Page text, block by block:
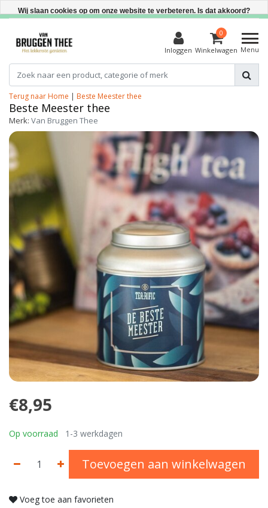
Direct uit voorraad leverbaar
Inloggen
0
Winkelwagen Menu
Terug naar Home | Beste Meester thee
Beste Meester thee
Merk: Van Bruggen Thee
€8,95
Op voorraad 1-3 werkdagen
Toevoegen aan winkelwagen
Voeg toe aan favorieten
Wij slaan cookies op om onze website te verbeteren. Is dat akkoord?
Meer over cookies »